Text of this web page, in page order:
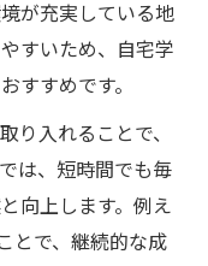
が充実している地
すいため、自宅学
すすめです。
り入れることで、
は、短時間でも毎
向上します。例え
とで、継続的な成